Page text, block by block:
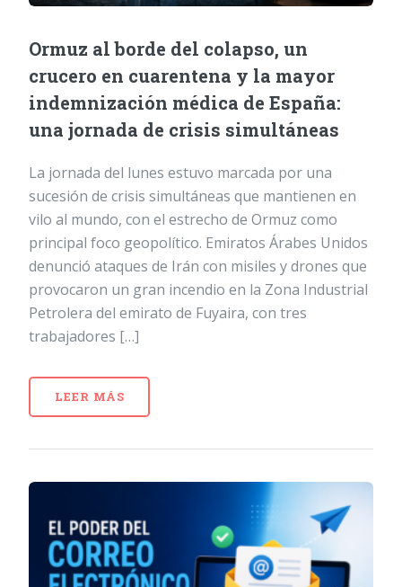
Ormuz al borde del colapso, un
crucero en cuarentena y la mayor
indemnización médica de España:
una jornada de crisis simultáneas
La jornada del lunes estuvo marcada por una
sucesión de crisis simultáneas que mantienen en
vilo al mundo, con el estrecho de Ormuz como
principal foco geopolítico. Emiratos Árabes Unidos
denunció ataques de Irán con misiles y drones que
provocaron un gran incendio en la Zona Industrial
Petrolera del emirato de Fuyaira, con tres
trabajadores […]
LEER MÁS